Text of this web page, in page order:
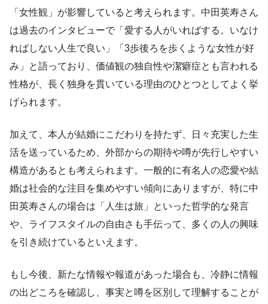
「女性観」が影響していると考えられます。中田英寿さん
は過去のインタビューで「愛する人がいればする。いなけ
ればしない人生で良い」「3歩後ろを歩くような女性が好
み」と語っており、価値観の独自性や潔癖症とも言われる
性格が、長く独身を貫いている理由のひとつとしてよく挙
げられます。
加えて、本人が結婚にこだわりを持たず、日々充実した生
活を送っているため、外部からの期待や噂が先行しやすい
構造があるとも考えられます。一般的に有名人の恋愛や結
婚は社会的な注目を集めやすい傾向にありますが、特に中
田英寿さんの場合は「人生は旅」といった哲学的な発言
や、ライフスタイルの自由さも手伝って、多くの人の興味
を引き続けているといえます。
もし今後、新たな情報や報道があった場合も、冷静に情報
の出どころを確認し、事実と噂を区別して理解することが